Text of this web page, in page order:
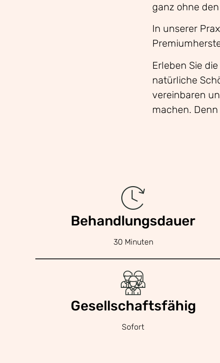
ganz ohne
In unserer
Erleben Sie
natürliche
vereinbaren
machen.
Behandlungsdauer
30 Minuten
Gesellschaftsfähig
Sofort